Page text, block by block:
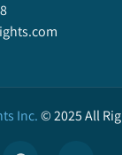
Inc.©2025All